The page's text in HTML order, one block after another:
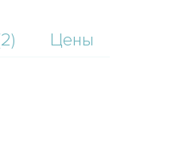
Цены